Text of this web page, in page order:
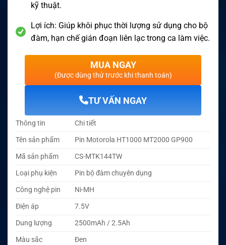
kỹ thuật.
Lợi ích: Giúp khôi phục thời lượng sử dụng cho bộ
đàm, hạn chế gián đoạn liên lạc trong ca làm việc.
MUA NGAY
(Được dùng thử trước khi thanh toán)
TƯ VẤN NGAY
Thông tin
Chi tiết
Tên sản phẩm
Pin Motorola HT1000 MT2000 GP900
Mã sản phẩm
CS-MTK144TW
Loại phụ kiện
Pin bộ đàm chuyên dụng
Công nghệ pin
Ni-MH
Điện áp
7.5V
Dung lượng
2500mAh / 2.5Ah
Màu sắc
Đen